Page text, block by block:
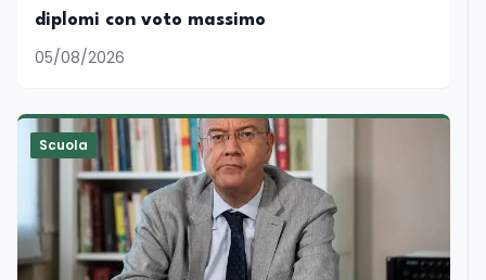
diplomi con voto massimo
05/08/2026
Scuola